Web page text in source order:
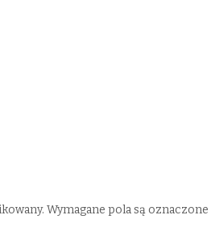
Wymagane pola są oznaczone